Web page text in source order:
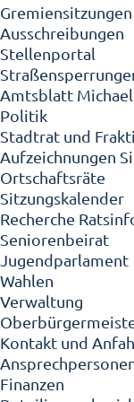
Gremiensitzungen
Ausschreibungen
Stellenportal
Amtsblatt
Politik
Stadtrat und
Aufzeichnungen
Ortschaftsräte
Sitzungskalender
Recherche
Seniorenbeirat
Jugendparlament
Wahlen
Verwaltung
Kontakt und
Finanzen